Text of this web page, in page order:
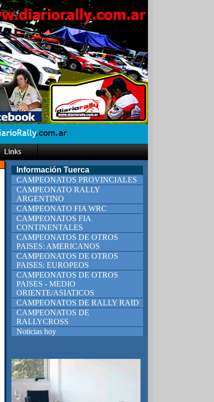
Información Tuerca
CAMPEONATOS PROVINCIALES
CAMPEONATO RALLY
ARGENTINO
CAMPEONATO FIA WRC
CAMPEONATOS FIA
CONTINENTALES
CAMPEONATOS DE OTROS
PAISES: AMERICANOS
CAMPEONATOS DE OTROS
PAISES: EUROPEOS
CAMPEONATOS DE OTROS
PAISES - MEDIO
ORIENTE/ASIATICOS
CAMPEONATOS DE RALLY RAID
CAMPEONATOS DE
RALLYCROSS
Noticias hoy